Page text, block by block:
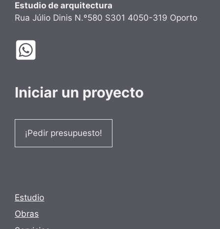
Estudio de arquitectura
Rua Júlio Dinis N.º580 S301 4050-319 Oporto
Iniciar un proyecto
¡Pedir presupuesto!
Estudio
Obras